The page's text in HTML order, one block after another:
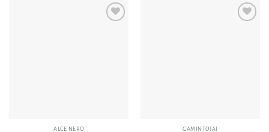
ALCE NERO GAMINTOJAI